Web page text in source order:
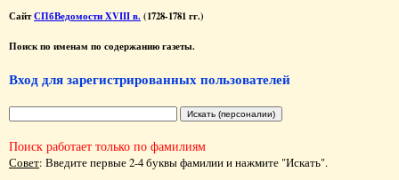
СайтСПбВедомости XVIII в. (1728-1781 гг.)
Поиск по именам по содержанию газеты.
Вход для зарегистрированных пользователей
Поиск работает только по фамилиям
Совет: Введите первые 2-4 буквы фамилии и нажмите "Искать".